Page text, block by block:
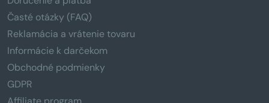
Časté otázky (FAQ)
Reklamácia a vrátenie tovaru
Informácie k darčekom
Obchodné podmienky
GDPR